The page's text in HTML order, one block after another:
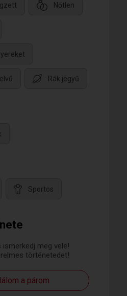
meg vele!
történetedet!
a párom
Nőtlen
Rák jegyű
Sportos